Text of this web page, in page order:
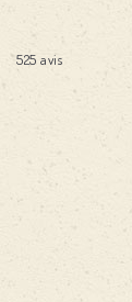
525avis